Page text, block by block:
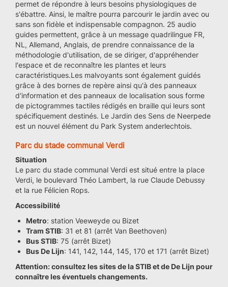
permet de répondre à leurs besoins physiologiques de
s'ébattre. Ainsi, le maître pourra parcourir le jardin avec ou
sans son fidèle et indispensable compagnon. 25 audio
guides permettent, grâce à un message quadrilingue FR,
NL, Allemand, Anglais, de prendre connaissance de la
méthodologie d'utilisation, de se diriger, d'appréhender
l'espace et de reconnaître les plantes et leurs
caractéristiques.Les malvoyants sont également guidés
grâce à des bornes de repère ainsi qu'à des panneaux
d'information et des panneaux de localisation sous forme
de pictogrammes tactiles rédigés en braille qui leurs sont
spécifiquement destinés. Le Jardin des Sens de Neerpede
est un nouvel élément du Park System anderlechtois.
Parc du stade communal Verdi
Situation
Le parc du stade communal Verdi est situé entre la place
Verdi, le boulevard Théo Lambert, la rue Claude Debussy
et la rue Félicien Rops.
Accessibilité
Metro: station Veeweyde ou Bizet
Tram STIB: 31 et 81 (arrêt Van Beethoven)
Bus STIB: 75 (arrêt Bizet)
Bus De Lijn: 141, 142, 144, 145, 170 et 171 (arrêt Bizet)
Attention: consultez les sites de la STIB et de De Lijn pour
connaître les éventuels changements.